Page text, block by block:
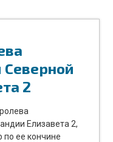
Северной
2
Елизавета 2,
по ее кончине